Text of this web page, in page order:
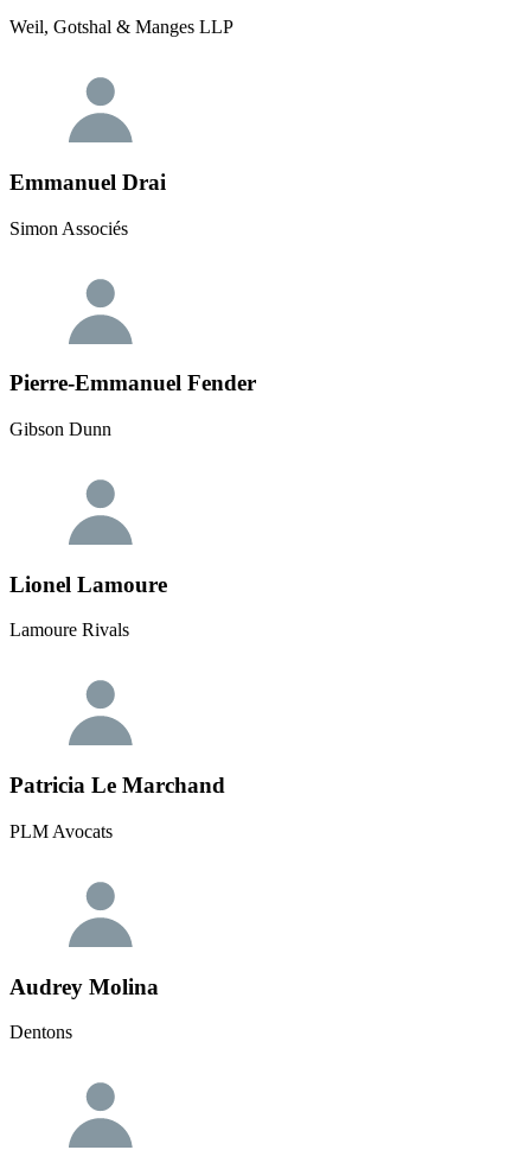
Weil, Gotshal & Manges LLP
Emmanuel Drai
Simon Associés
Pierre-Emmanuel Fender
Gibson Dunn
Lionel Lamoure
Lamoure Rivals
Patricia Le Marchand
PLM Avocats
Audrey Molina
Dentons